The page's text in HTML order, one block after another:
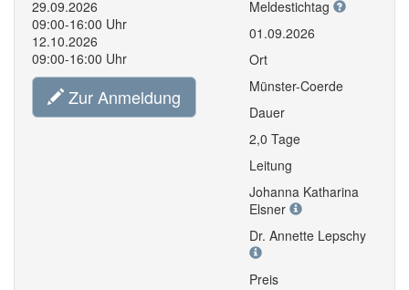
29.09.2026
09:00-16:00 Uhr
12.10.2026
09:00-16:00 Uhr
Zur Anmeldung
Meldestichtag
01.09.2026
Ort
Münster-Coerde
Dauer
2,0 Tage
Leitung
Johanna Katharina
Elsner
Dr. Annette Lepschy
Preis